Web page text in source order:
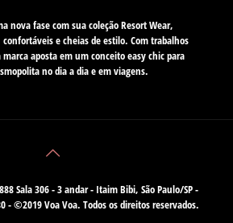
nova fase com sua coleção Resort Wear,
e cheias de estilo. Com trabalhos
aposta em um conceito easy chic para
no dia a dia e em viagens.
Sala 306 - 3 andar - Itaim Bibi, São Paulo/SP -
- ©2019 Voa Voa. Todos os direitos reservados.